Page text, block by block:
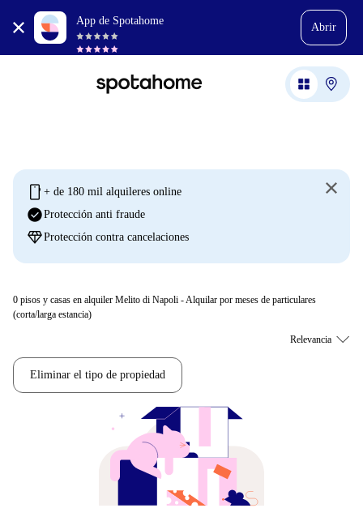
App de Spotahome
Abrir
mobile + de 180 mil alquileres online
check_circleProtección anti fraude
diamondProtección contra cancelaciones
0 pisos y casas en alquiler Melito di Napoli - Alquilar por meses de particulares
(corta/larga estancia)
Eliminar el tipo de propiedad